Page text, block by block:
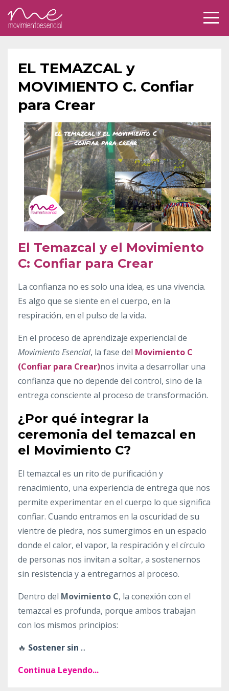
EL TEMAZCAL y
MOVIMIENTO C. Confiar
para Crear
El Temazcal y el Movimiento
C: Confiar para Crear
La confianza no es solo una idea, es una vivencia.
Es algo que se siente en el cuerpo, en la
respiración, en el pulso de la vida.
En el proceso de aprendizaje experiencial de
Movimiento Esencial, la fase del Movimiento C
(Confiar para Crear)nos invita a desarrollar una
confianza que no depende del control, sino de la
entrega consciente al proceso de transformación.
¿Por qué integrar la
ceremonia del temazcal en
el Movimiento C?
El temazcal es un rito de purificación y
renacimiento, una experiencia de entrega que nos
permite experimentar en el cuerpo lo que significa
confiar. Cuando entramos en la oscuridad de su
vientre de piedra, nos sumergimos en un espacio
donde el calor, el vapor, la respiración y el círculo
de personas nos invitan a soltar, a sostenernos
sin resistencia y a entregarnos al proceso.
Dentro del Movimiento C, la conexión con el
temazcal es profunda, porque ambos trabajan
con los mismos principios:
🔥 Sostener sin ...
Continua Leyendo...